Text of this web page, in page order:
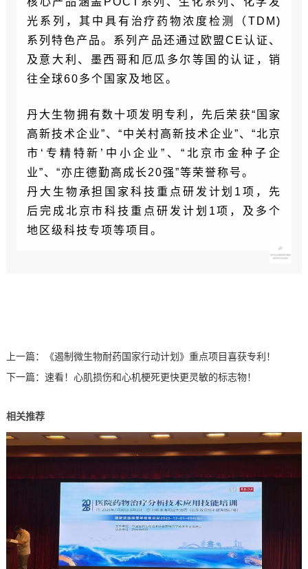
光系列，其中具有治疗药物浓度检测（TDM)
系列特色产品。系列产品还通过欧盟CE认证、
及意大利、墨西哥和厄瓜多尔等国的认证，销
往全球60多个国家及地区。
丹大生物拥有数十项发明专利，先后荣获“国家
高新技术企业”、“中关村高新技术企业”、“北京
市‘专精特新’中小企业”、“北京市金种子企
业”、“亦庄德勤高成长20强”等荣誉称号。
丹大生物承担国家科技重点研发计划1项，先
后完成北京市科技重点研发计划1项，及多个
地区级科技专项等项目。
上一篇：
《遏制微生物耐药国家行动计划》重点项目喜获专利！
下一篇： 速看！心肌损伤和心机梗死更快更灵敏的标志物！
相关推荐